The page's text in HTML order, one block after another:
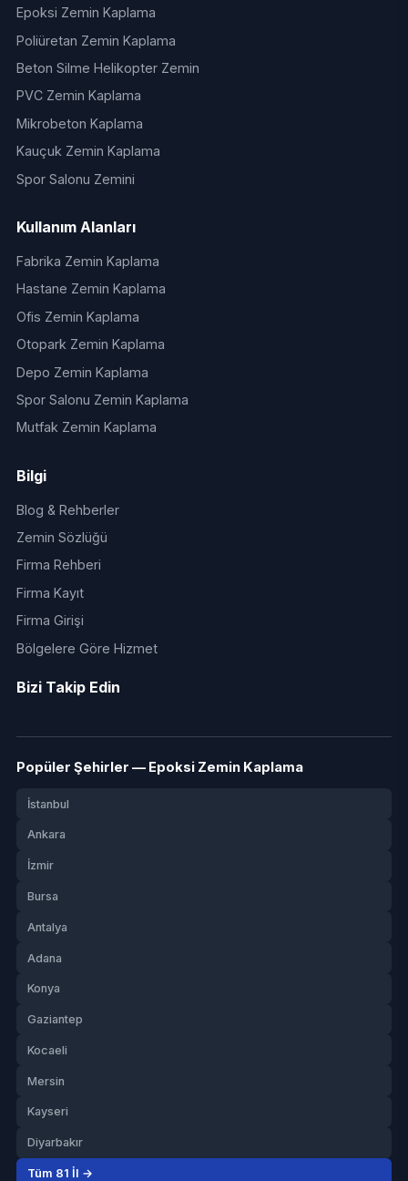
Epoksi Zemin Kaplama
Poliüretan Zemin Kaplama
Beton Silme Helikopter Zemin
PVC Zemin Kaplama
Mikrobeton Kaplama
Kauçuk Zemin Kaplama
Spor Salonu Zemini
Kullanım Alanları
Fabrika Zemin Kaplama
Hastane Zemin Kaplama
Ofis Zemin Kaplama
Otopark Zemin Kaplama
Depo Zemin Kaplama
Spor Salonu Zemin Kaplama
Mutfak Zemin Kaplama
Bilgi
Blog & Rehberler
Zemin Sözlüğü
Firma Rehberi
Firma Kayıt
Firma Girişi
Bölgelere Göre Hizmet
Bizi Takip Edin
Popüler Şehirler — Epoksi Zemin Kaplama
İstanbul
Ankara
İzmir
Bursa
Antalya
Adana
Konya
Gaziantep
Kocaeli
Mersin
Kayseri
Diyarbakır
Tüm 81 İl →